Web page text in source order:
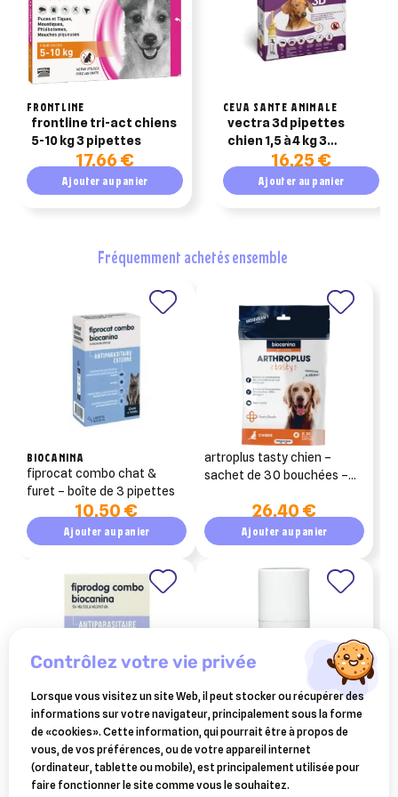
FRONTLINE
frontline tri-act chiens
5-10 kg 3 pipettes
17,66 €
Ajouter au panier
CEVA SANTE ANIMALE
vectra 3d pipettes
chien 1,5 à 4 kg 3
pipettes16,25 €
Ajouter au panier
fréquemment achetés ensemble
BIOCANINA
fiprocat combo chat &
furet – boîte de 3 pipettes
10,50 €
Ajouter au panier
artroplus tasty chien –
sachet de 30 bouchées –
26,40 €
Ajouter au panier
BIOCANINA
fiprodog combo grand
chien – boîte de 3 pipettes
16,96 €
actis omega chat - santé
dermique des chats - flacon
de 50ml
26,66 €
contrôlez votre vie privée
Lorsque vous visitez un site Web, il peut stocker ou récupérer des
informations sur votre navigateur, principalement sous la forme
de «cookies». Cette information, qui pourrait être à propos de
vous, de vos préférences, ou de votre appareil internet
(ordinateur, tablette ou mobile), est principalement utilisée pour
faire fonctionner le site comme vous le souhaitez.